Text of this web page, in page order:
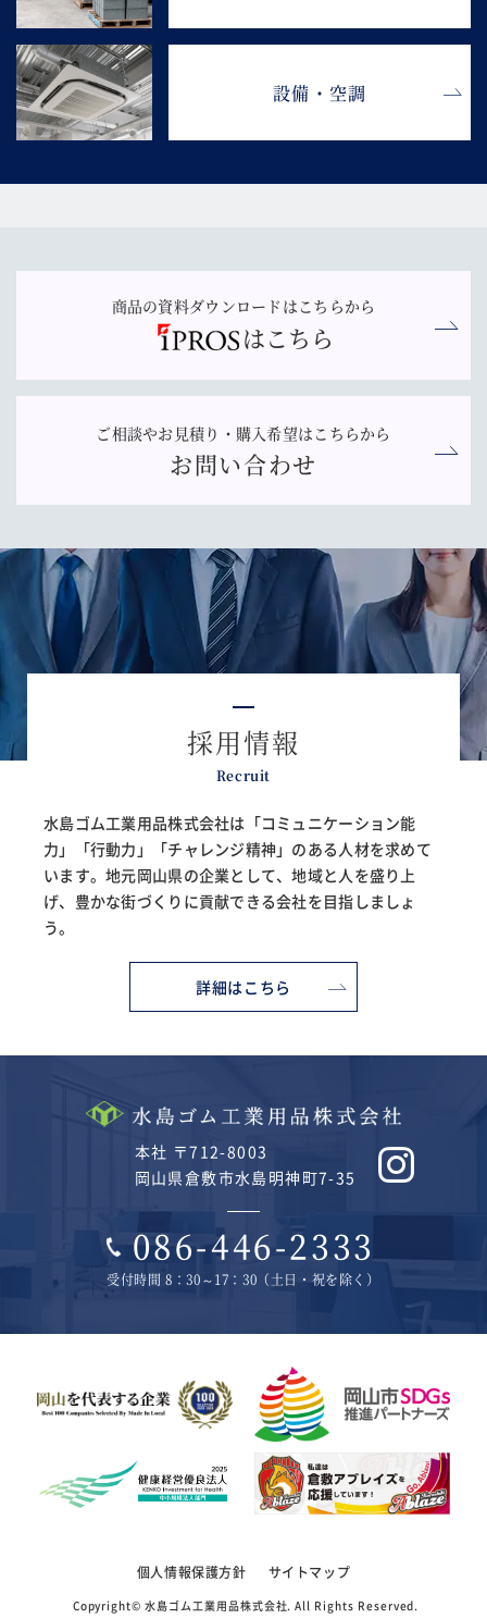
設備・空調
商品の資料ダウンロードはこちらから
はこちら
ご相談やお見積り・購入希望はこちらから
お問い合わせ
採用情報
Recruit
水島ゴム工業用品株式会社は「コミュニケーション能
力」「行動力」「チャレンジ精神」のある人材を求めて
います。地元岡山県の企業として、地域と人を盛り上
げ、 豊かな街づくりに貢献できる会社を目指しましょ
う。
詳細はこちら
本社 〒712-8003
岡山県倉敷市水島明神町7-35
086-446-2333
受付時間 8：30～17：30（土日・祝を除く）
個人情報保護方針 サイトマップ
Copyright©水島ゴム工業用品株式会社. All Rights Reserved.